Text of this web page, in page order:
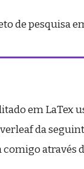
de pesquisa
em LaTex
da
através